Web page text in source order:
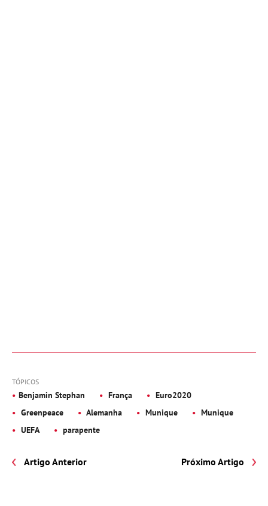
TÓPICOS
Benjamin Stephan França
Euro2020
Greenpeace
Alemanha Munique
Munique
UEFA
parapente
Artigo Anterior Próximo Artigo